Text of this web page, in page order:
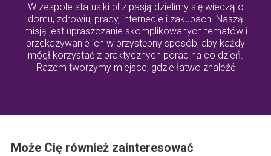
W zespole statusiki.pl z pasją dzielimy się wiedzą o
domu, zdrowiu, pracy, internecie i zakupach. Naszą
misją jest upraszczanie skomplikowanych tematów i
przekazywanie ich w przystępny sposób, aby każdy
mógł korzystać z praktycznych porad na co dzień.
Razem tworzymy miejsce, gdzie łatwo znaleźć
Może Cię również zainteresować